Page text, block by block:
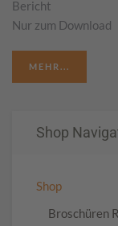
Bericht
Nur zum Download
MEHR...
Shop
Shop
Broschüren